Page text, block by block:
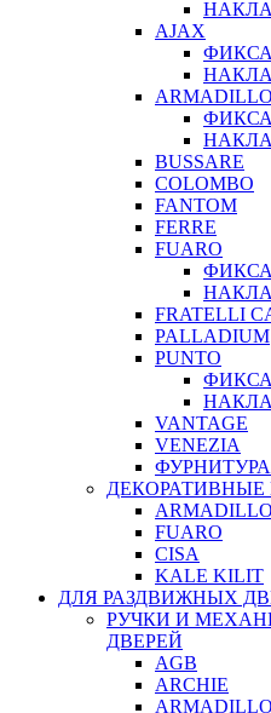
AJAX
ARMADILLO
BUSSARE
COLOMBO
FANTOM
FERRE
FUARO
FRATELLI
PALLADIUM
PUNTO
VANTAGE
VENEZIA
ARMADILLO
FUARO
CISA
KALE KILIT
ДЛЯ РАЗДВИЖНЫХ
РУЧКИ И
ДВЕРЕЙ
AGB
ARCHIE
ARMADILLO